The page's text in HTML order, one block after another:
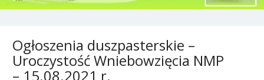
Ogłoszenia duszpasterskie –
Uroczystość Wniebowzięcia NMP
– 15.08.2021 r.